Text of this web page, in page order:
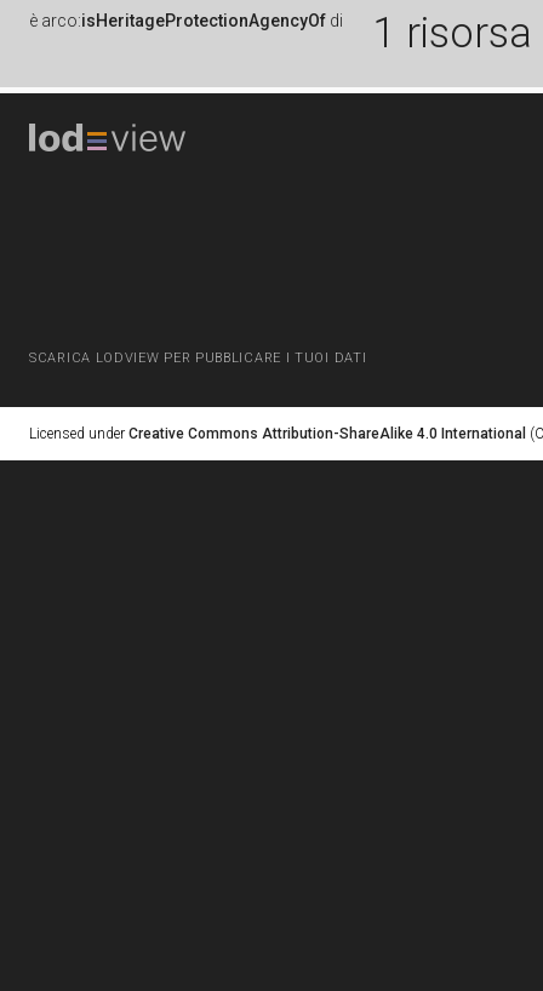
è arco:isHeritageProtectionAgencyOf di 1 risorsa
SCARICA LODVIEW PER PUBBLICARE I TUOI DATI
Licensed under Creative Commons Attribution-ShareAlike 4.0 International